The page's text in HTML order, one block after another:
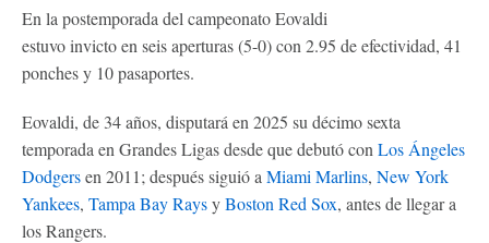
En la postemporada del campeonato Eovaldi
estuvo invicto en seis aperturas (5-0) con 2.95 de efectividad, 41
ponches y 10 pasaportes.
Eovaldi, de 34 años, disputará en 2025 su décimo sexta
temporada en Grandes Ligas desde que debutó con Los Ángeles
Dodgersen 2011; después siguió a Miami Marlins, New York
Yankees, Tampa Bay RaysyBoston Red Sox, antes de llegar a
los Rangers.